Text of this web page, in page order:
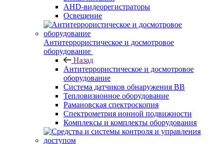
AHD-видеорегистраторы
Освещение
Антитеррористическое и досмотровое
оборудование
Назад
Антитеррористическое и досмотровое
оборудование
Cистема датчиков обнаружения ВВ
Тепловизионное оборудование
Рамановская спектроскопия
Спектрометрия ионной подвижности
Комплексы и комплекты оборудования